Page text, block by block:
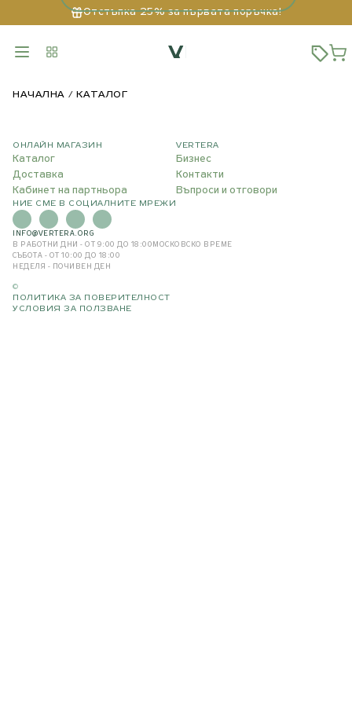
Отстъпка 25% за първата поръчка!
НАЧАЛНА КАТАЛОГ
ОНЛАЙН МАГАЗИН
Каталог
Доставка
Кабинет на партньора
VERTERA
Бизнес
Контакти
Въпроси и отговори
НИЕ СМЕ В СОЦИАЛНИТЕ МРЕЖИ
INFO@VERTERA.ORG
В РАБОТНИ ДНИ - ОТ 9:00 ДО 18:00 МОСКОВСКО ВРЕМЕ
СЪБОТА - ОТ 10:00 ДО 18:00
НЕДЕЛЯ - ПОЧИВЕН ДЕН
©
ПОЛИТИКА ЗА ПОВЕРИТЕЛНОСТ
УСЛОВИЯ ЗА ПОЛЗВАНЕ